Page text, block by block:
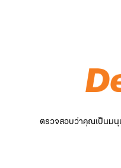
ตรวจสอบว่าคุณเป็นมนุ